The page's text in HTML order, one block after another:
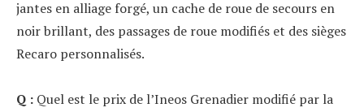
jantes en alliage forgé, un cache de roue de secours en
noir brillant, des passages de roue modifiés et des sièges
Recaro personnalisés.
Q : Quel est le prix de l’Ineos Grenadier modifié par la